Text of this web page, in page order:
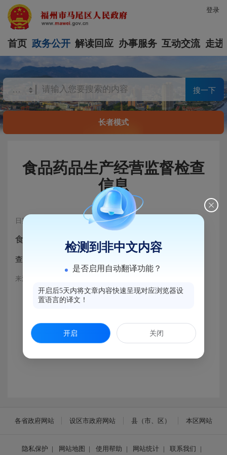
登录
首页 政务公开 解读回应 办事服务 互动交流 走进
搜一下
长者模式
食品药品生产经营监督检查
信息
日期：2025-07-21 16:03 浏览量：326
食品药品生产经营监督检查信息
查询方法：1.点击上面链接；2.点击“事后公示”栏目。
来源：马尾区市场监督管理局
各省政府网站 设区市政府网站 县（市、区） 本区网站
隐私保护 | 网站地图 | 使用帮助 | 网站统计 | 联系我们 |
检测到非中文内容
是否启用自动翻译功能？
开启后5天内将文章内容快速呈现对应浏览器设
置语言的译文！
开启 关闭